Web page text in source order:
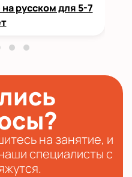
русском для 5-7
на занятие, и
специалисты с